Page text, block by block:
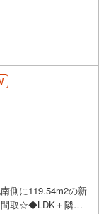
側に119.54m2の新
間取☆◆LDK＋隣接